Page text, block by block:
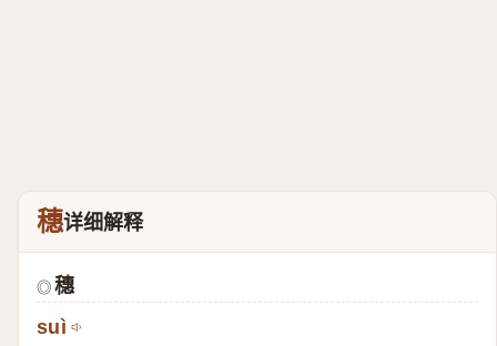
穗详细解释
◎ 穗
suì